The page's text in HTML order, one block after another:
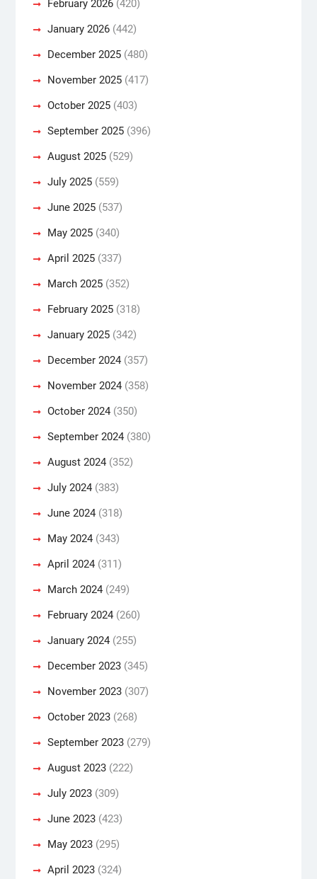
February 2026(420)
January 2026(442)
December 2025(480)
November 2025(417)
October 2025(403)
September 2025(396)
August 2025(529)
July 2025(559)
June 2025(537)
May 2025(340)
April 2025(337)
March 2025(352)
February 2025(318)
January 2025(342)
December 2024(357)
November 2024(358)
October 2024(350)
September 2024(380)
August 2024(352)
July 2024(383)
June 2024(318)
May 2024(343)
April 2024(311)
March 2024(249)
February 2024(260)
January 2024(255)
December 2023(345)
November 2023(307)
October 2023(268)
September 2023(279)
August 2023(222)
July 2023(309)
June 2023(423)
May 2023(295)
April 2023(324)